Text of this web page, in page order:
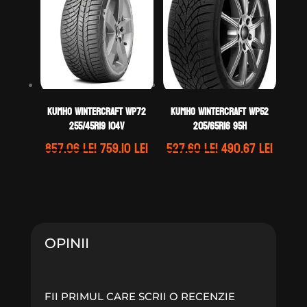
640.88 lei. 302.45 lei.
Kumho WINTERCRAFT WP72
255/45R19 104V
857.06leiPrețul
759.10leiPrețul
Kumho WINTERCRAFT WP52
205/65R16 95H
527.60leiPrețul
490.67leiPrețul
OPINII
FII PRIMUL CARE SCRII O RECENZIE